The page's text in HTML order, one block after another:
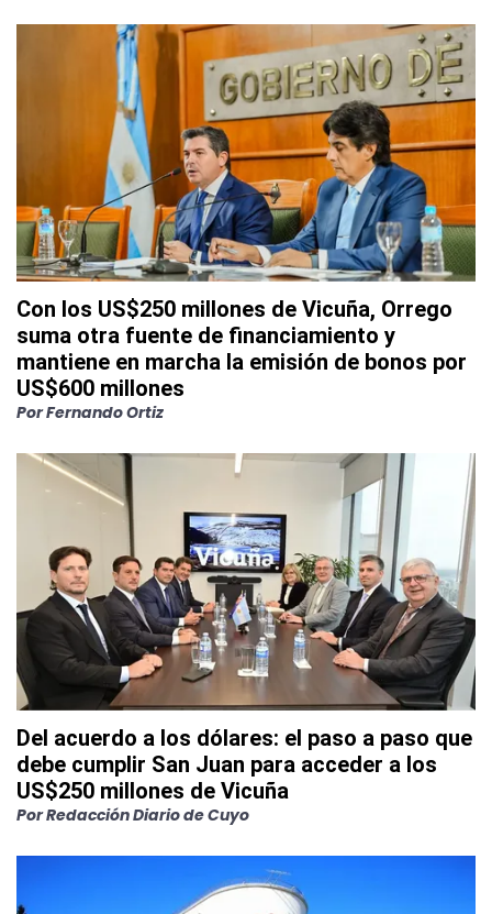
Con los US$250 millones de Vicuña, Orrego
suma otra fuente de financiamiento y
mantiene en marcha la emisión de bonos por
US$600 millones
PorFernando Ortiz
Del acuerdo a los dólares: el paso a paso que
debe cumplir San Juan para acceder a los
US$250 millones de Vicuña
PorRedacción Diario de Cuyo